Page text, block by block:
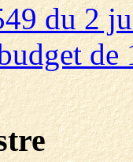
du 2
de